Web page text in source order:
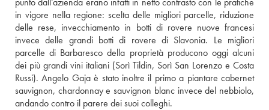
in vigore nella regione: scelta delle migliori parcelle, riduzione
delle rese, invecchiamento in botti di rovere nuove francesi
invece delle grandi botti di rovere di Slavonia. Le migliori
parcelle di Barbaresco della proprietà producono oggi alcuni
dei più grandi vini italiani (Sorì Tildin, Sorì San Lorenzo e Costa
Russi). Angelo Gaja è stato inoltre il primo a piantare cabernet
sauvignon, chardonnay e sauvignon blanc invece del nebbiolo,
andando contro il parere dei suoi colleghi.